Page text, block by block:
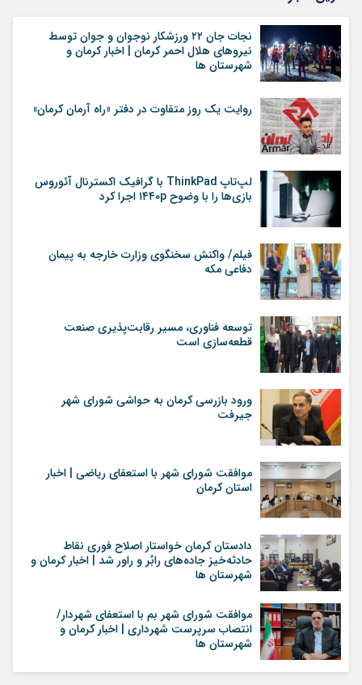
نجات جان ٢٢ ورزشکار نوجوان و جوان توسط
نیروهای هلال احمر کرمان | اخبار کرمان و
شهرستان ها
روایت یک روز متفاوت در دفتر «راه آرمان کرمان»
لپ‌تاپ ThinkPad با گرافیک اکسترنال آئوروس
بازی‌ها را با وضوح ۱۴۴۰p اجرا کرد
فیلم/ واکنش سخنگوی وزارت خارجه به پیمان
دفاعی مکه
توسعه فناوری، مسیر رقابت‌پذیری صنعت
قطعه‌سازی است
ورود بازرسی کرمان به حواشی شورای شهر
جیرفت
موافقت شورای شهر با استعفای ریاضی | اخبار
استان کرمان
دادستان کرمان خواستار اصلاح فوری نقاط
حادثه‌خیز جاده‌های رابُر و راور شد | اخبار کرمان و
شهرستان ها
موافقت شورای شهر بم با استعفای شهردار/
انتصاب سرپرست شهرداری | اخبار کرمان و
شهرستان ها